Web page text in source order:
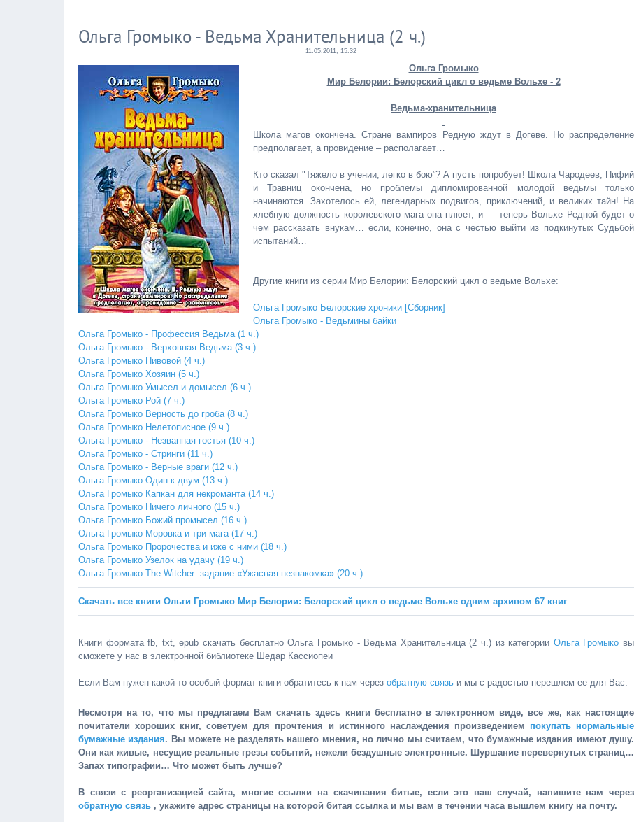
Ольга Громыко - Ведьма Хранительница (2 ч.)
11.05.2011, 15:32
Ольга Громыко
Мир Белории: Белорский цикл о ведьме Вольхе - 2
Ведьма-хранительница
Школа магов окончена. Стране вампиров Редную ждут в Догеве. Но распределение
предполагает, а провидение – располагает…
Кто сказал "Тяжело в учении, легко в бою”? А пусть попробует! Школа Чародеев, Пифий
и Травниц окончена, но проблемы дипломированной молодой ведьмы только
начинаются. Захотелось ей, легендарных подвигов, приключений, и великих тайн! На
хлебную должность королевского мага она плюет, и — теперь Вольхе Редной будет о
чем рассказать внукам… если, конечно, она с честью выйти из подкинутых Судьбой
испытаний…
Другие книги из серии Мир Белории: Белорский цикл о ведьме Вольхе:
Ольга Громыко Белорские хроники [Сборник]
Ольга Громыко - Ведьмины байки
Ольга Громыко - Профессия Ведьма (1 ч.)
Ольга Громыко - Верховная Ведьма (3 ч.)
Ольга Громыко Пивовой (4 ч.)
Ольга Громыко Хозяин (5 ч.)
Ольга Громыко Умысел и домысел (6 ч.)
Ольга Громыко Рой (7 ч.)
Ольга Громыко Верность до гроба (8 ч.)
Ольга Громыко Нелетописное (9 ч.)
Ольга Громыко - Незванная гостья (10 ч.)
Ольга Громыко - Стринги (11 ч.)
Ольга Громыко - Верные враги (12 ч.)
Ольга Громыко Один к двум (13 ч.)
Ольга Громыко Капкан для некроманта (14 ч.)
Ольга Громыко Ничего личного (15 ч.)
Ольга Громыко Божий промысел (16 ч.)
Ольга Громыко Моровка и три мага (17 ч.)
Ольга Громыко Пророчества и иже с ними (18 ч.)
Ольга Громыко Узелок на удачу (19 ч.)
Ольга Громыко The Witcher: задание «Ужасная незнакомка» (20 ч.)
Скачать все книги Ольги Громыко Мир Белории: Белорский цикл о ведьме Вольхе одним архивом 67 книг
Книги формата fb, txt, epub скачать бесплатно Ольга Громыко - Ведьма Хранительница (2 ч.) из категории Ольга Громыко вы
сможете у нас в электронной библиотеке Шедар Кассиопеи
Если Вам нужен какой-то особый формат книги обратитесь к нам через обратную связь и мы с радостью перешлем ее для Вас.
Несмотря на то, что мы предлагаем Вам скачать здесь книги бесплатно в электронном виде, все же, как настоящие
почитатели хороших книг, советуем для прочтения и истинного наслаждения произведением покупать нормальные
бумажные издания. Вы можете не разделять нашего мнения, но лично мы считаем, что бумажные издания имеют душу.
Они как живые, несущие реальные грезы событий, нежели бездушные электронные. Шуршание перевернутых страниц…
Запах типографии… Что может быть лучше?
В связи с реорганизацией сайта, многие ссылки на скачивания битые, если это ваш случай, напишите нам через
обратную связь , укажите адрес страницы на которой битая ссылка и мы вам в течении часа вышлем книгу на почту.